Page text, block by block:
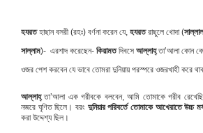
হযরত হাছান বসরী (রহঃ) বর্ণনা করেন যে, হযরত রাছুলে খোদা (
সাল্লাম)- এরশাদ করেছেন- কিয়ামত দিবসে আল্লাহ্ তা’আলা কোন
ওজর পেশ করবেন যে ভাবে তোমরা দুনিয়ায় পরস্পরে ওজরখাহী করে
আল্লাহ্ তা’আলা এক গরীবকে বলবেন, আমি তোমাকে গরীব
নজরে ঘৃণিত ছিলে। বরং দুনিয়ার পরিবর্তে তোমাকে আখেরাতে উচ্চ
করা উদ্দেশ্য ছিল।